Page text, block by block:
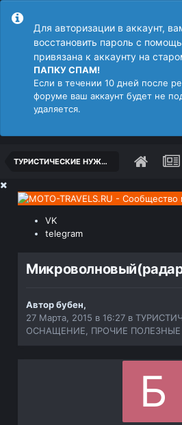
Для авторизации в аккаунт,
восстановить пароль с
привязана к аккаунту на
ПАПКУ СПАМ!
Если в течении 10 дней после
форуме ваш аккаунт будет не
удаляется.
ТУРИСТИЧЕСКИЕ НУЖНОСТИ, ОСНАЩЕНИЕ, ПРОЧИЕ ПОЛЕЗНЫЕ СОВЕТЫ
VK
telegram
Авторбубен,
27 Марта, 2015 в 16:27 в
ОСНАЩЕНИЕ, ПРОЧИЕ ПОЛЕЗНЫЕ